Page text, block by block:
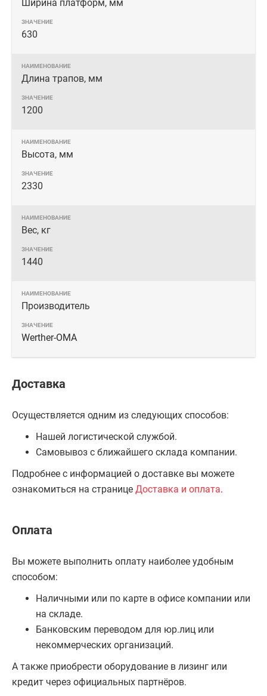
Ширина платформ, мм
630
Длина трапов, мм
1200
Высота, мм
2330
Вес, кг
1440
Производитель
Werther-OMA
Доставка
Осуществляется одним из следующих способов:
Нашей логистической службой.
Самовывоз с ближайшего склада компании.
Подробнее с информацией о доставке вы можете
ознакомиться на странице Доставка и оплата.
Оплата
Вы можете выполнить оплату наиболее удобным
способом:
Наличными или по карте в офисе компании или
на складе.
Банковским переводом для юр.лиц или
некоммерческих организаций.
А также приобрести оборудование в лизинг или
кредит через официальных партнёров.